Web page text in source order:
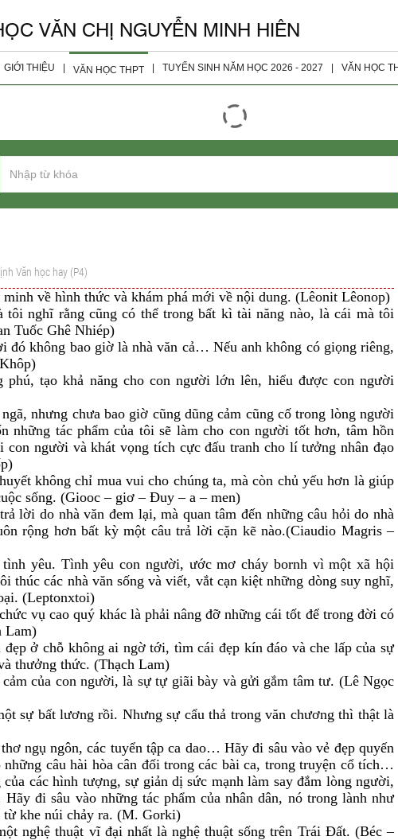
VĂN CHỊ NGUYỄN MINH HIÊN
GIỚI THIỆU VĂN HỌC THPT
Nghị Luận Văn Học
Tài Liệu Bổ Sung
Tài liệu Lớp 12
Đề Thi Các Năm
TUYỂN SINH NĂM HỌC 2026 - 2027 VĂN HỌC
Tài
Tài
Văn học hay (P4)
về hình thức và khám phá mới về nội dung. (Lêonit Lêonop)
tôi nghĩ rằng cũng có thể trong bất kì tài năng nào, là cái mà tôi
Tuốc Ghê Nhiép)
đó không bao giờ là nhà văn cả… Nếu anh không có giọng riêng,
phú, tạo khả năng cho con người lớn lên, hiểu được con người
nhưng chưa bao giờ cũng dũng cảm cũng cố trong lòng người
những tác phẩm của tôi sẽ làm cho con người tốt hơn, tâm hồn
người và khát vọng tích cực đấu tranh cho lí tưởng nhân đạo
không chỉ mua vui cho chúng ta, mà còn chủ yếu hơn là giúp
sống. (Giooc – giơ – Đuy – a – men)
lời do nhà văn đem lại, mà quan tâm đến những câu hỏi do nhà
rộng hơn bất kỳ một câu trả lời cặn kẽ nào.(Ciaudio Magris –
yêu. Tình yêu con người, ước mơ cháy bornh vì một xã hội
thúc các nhà văn sống và viết, vắt cạn kiệt những dòng suy nghĩ,
(Leptonxtoi)
vụ cao quý khác là phải nâng đỡ những cái tốt để trong đời có
Lam)
ở chỗ không ai ngờ tới, tìm cái đẹp kín đáo và che lấp của sự
thưởng thức. (Thạch Lam)
của con người, là sự tự giãi bày và gửi gắm tâm tư. (Lê Ngọc
sự bất lương rồi. Nhưng sự cẩu thả trong văn chương thì thật là
ngụ ngôn, các tuyển tập ca dao… Hãy đi sâu vào vẻ đẹp quyến
câu hài hòa cân đối trong các bài ca, trong truyện cổ tích…
các hình tượng, sự giản dị sức mạnh làm say đắm lòng người,
đi sâu vào những tác phẩm của nhân dân, nó trong lành như
từ khe núi chảy ra. (M. Gorki)
nghệ thuật vĩ đại nhất là nghệ thuật sống trên Trái Đất. (Béc –